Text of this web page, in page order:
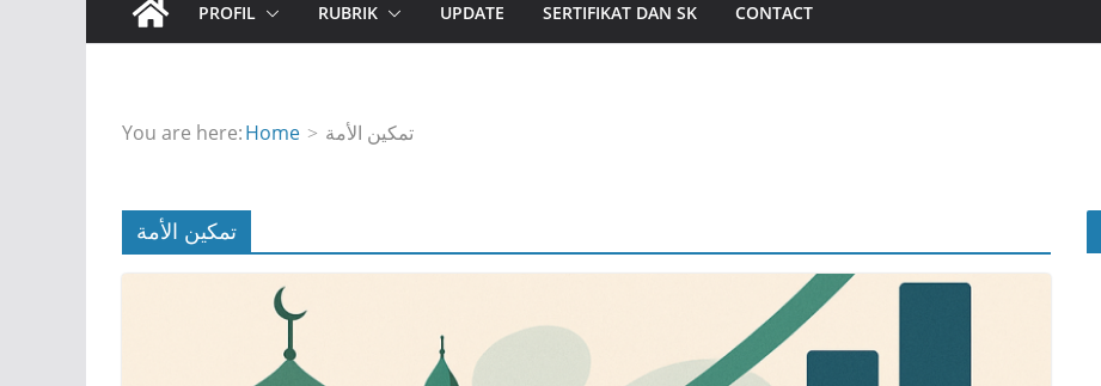
PROFIL RUBRIK UPDATE SERTIFIKAT DAN SK CONTACT
You are here:Home تمكين الأمة
تمكين الأمة